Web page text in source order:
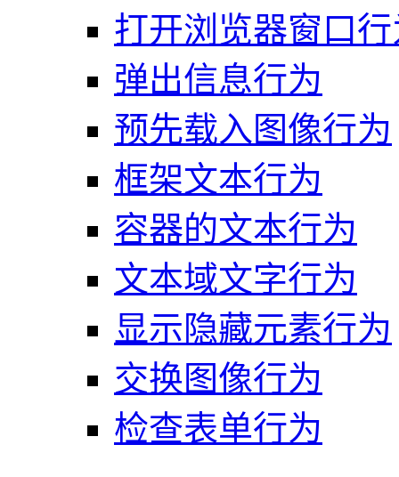
打开浏览器窗口
弹出信息行为
预先载入图像行为
框架文本行为
容器的文本行为
文本域文字行为
显示隐藏元素行为
交换图像行为
检查表单行为